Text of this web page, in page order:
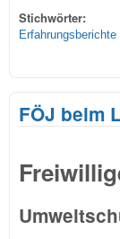
Stichwörter:
Erfahrungsberichte
FÖJ beim